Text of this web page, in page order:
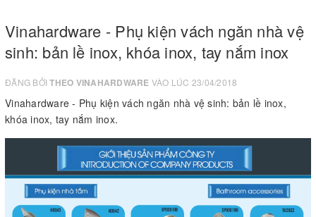
Vinahardware - Phụ kiện vách ngăn nhà vệ
sinh: bản lề inox, khóa inox, tay nắm inox
ĐĂNG BỞITHEO VINAHARDWARE VÀO LÚC 23/04/2018
Vinahardware - Phụ kiện vách ngăn nhà vệ sinh: bản lề inox,
khóa inox, tay nắm inox.